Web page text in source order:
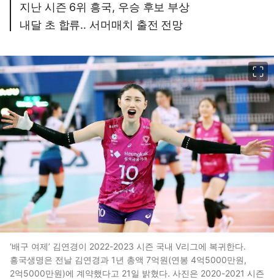
지난 시즌 6위 흥국, 우승 후보 부상
내달 초 합류.. 서머매치 출전 전망
‘배구 여제’ 김연경이 2022-2023 시즌 국내 V리그에 복귀한다.
흥국생명은 전날 김연경과 1년 총액 7억원(연봉 4억5000만원,
2억5000만원)에 계약했다고 21일 밝혔다. 사진은 2020-2021 시즌